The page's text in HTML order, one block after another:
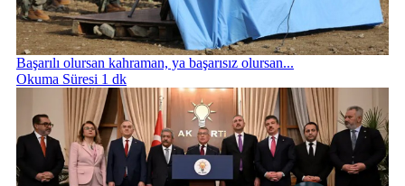
Başarılı olursan kahraman, ya başarısız olursan...
Okuma Süresi 1 dk